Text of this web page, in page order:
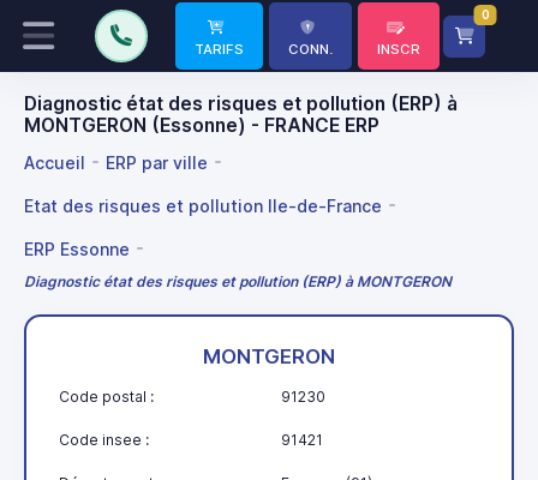
TARIFS CONN. INSCR
0
Diagnostic état des risques et pollution (ERP) à
MONTGERON (Essonne) - FRANCE ERP
Accueil ERP par ville
Etat des risques et pollution Ile-de-France
ERP Essonne
Diagnostic état des risques et pollution (ERP) à MONTGERON
MONTGERON
Code postal : 91230
Code insee : 91421